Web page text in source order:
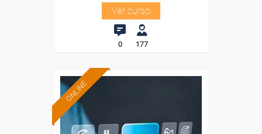
Ver curso
0 177
ONLINE